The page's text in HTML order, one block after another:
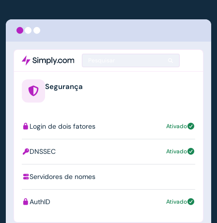
Segurança
Login de dois fatores Ativado
DNSSEC Ativado
Servidores de nomes
AuthID Ativado